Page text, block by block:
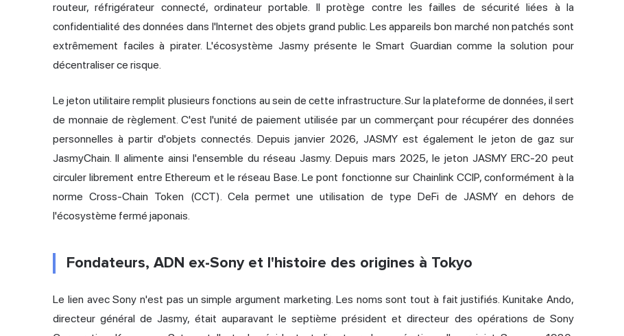
routeur, réfrigérateur connecté, ordinateur portable. Il protège contre les failles de sécurité liées à la
confidentialité des données dans l'Internet des objets grand public. Les appareils bon marché non patchés sont
extrêmement faciles à pirater. L'écosystème Jasmy présente le Smart Guardian comme la solution pour
décentraliser ce risque.
Le jeton utilitaire remplit plusieurs fonctions au sein de cette infrastructure. Sur la plateforme de données, il sert
de monnaie de règlement. C'est l'unité de paiement utilisée par un commerçant pour récupérer des données
personnelles à partir d'objets connectés. Depuis janvier 2026, JASMY est également le jeton de gaz sur
JasmyChain. Il alimente ainsi l'ensemble du réseau Jasmy. Depuis mars 2025, le jeton JASMY ERC-20 peut
circuler librement entre Ethereum et le réseau Base. Le pont fonctionne sur ChainlinkCCIP, conformément à la
norme Cross-Chain Token (CCT). Cela permet une utilisation de type DeFi de JASMY en dehors de
l'écosystème fermé japonais.
Fondateurs, ADN ex-Sony et l'histoire des origines à Tokyo
Le lien avec Sony n'est pas un simple argument marketing. Les noms sont tout à fait justifiés. Kunitake Ando,
directeur général de Jasmy, était auparavant le septième président et directeur des opérations de Sony